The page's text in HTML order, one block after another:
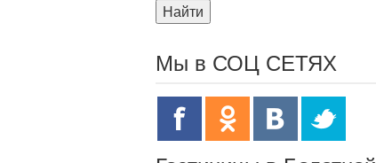
Найти
Мы в СОЦ СЕТЯХ